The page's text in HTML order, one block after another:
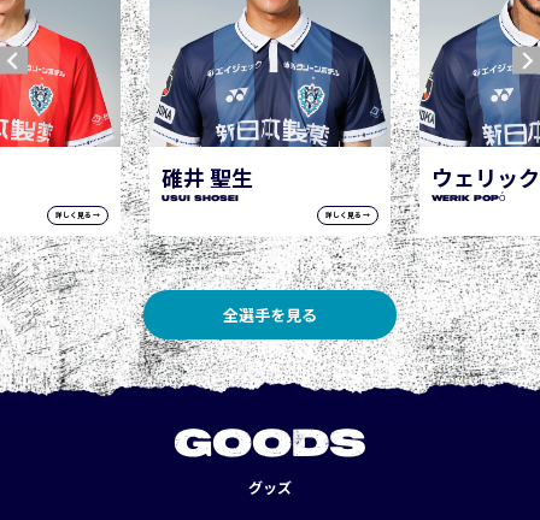
詳しく見る →
ウェリック ポポ
WERIK POPÓ
詳しく見る →
全選手を見る
GOODS
グッズ